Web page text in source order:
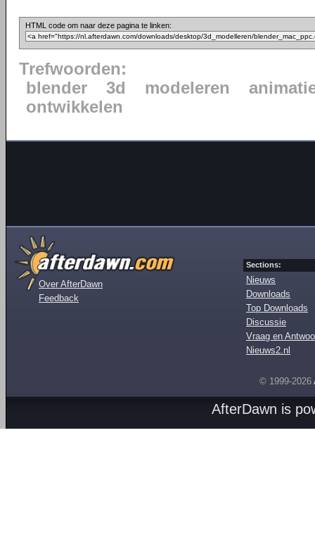
HTML code om naar deze pagina te linken:
Trefwoorden:
blender
3d modeleren
ontwikkelen
Over AfterDawn
Feedback
Sections:
Nieuws
Downloads
Top Downloads
Discussie
Vraag en
Nieuws2.nl
© 1999-2026
AfterDawn is